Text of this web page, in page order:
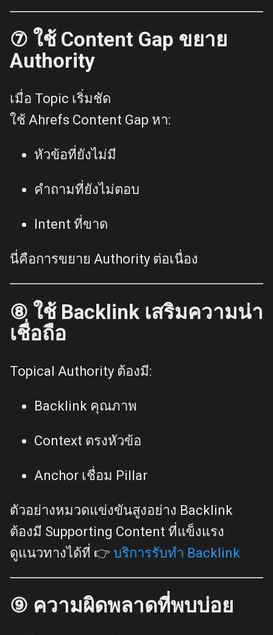
⑦ ใช้ Content Gap ขยาย
Authority
เมื่อ Topic เริ่มชัด
ใช้ Ahrefs Content Gap หา:
หัวข้อที่ยังไม่มี
คำถามที่ยังไม่ตอบ
Intent ที่ขาด
นี่คือการขยาย Authority ต่อเนื่อง
⑧ ใช้ Backlink เสริมความน่า
เชื่อถือ
Topical Authority ต้องมี:
Backlink คุณภาพ
Context ตรงหัวข้อ
Anchor เชื่อม Pillar
ตัวอย่างหมวดแข่งขันสูงอย่าง Backlink
ต้องมี Supporting Content ที่แข็งแรง
ดูแนวทางได้ที่ 👉 บริการรับทำ Backlink
⑨ ความผิดพลาดที่พบบ่อย